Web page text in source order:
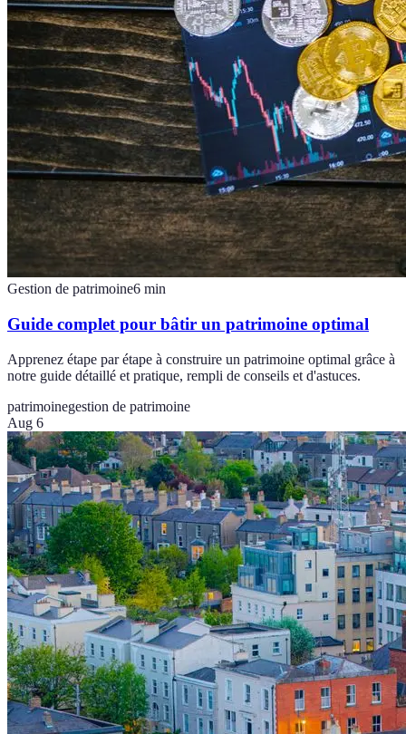
Gestion de patrimoine6 min
Guide complet pour bâtir un patrimoine optimal
Apprenez étape par étape à construire un patrimoine optimal grâce à
notre guide détaillé et pratique, rempli de conseils et d'astuces.
patrimoinegestion de patrimoine
Aug 6